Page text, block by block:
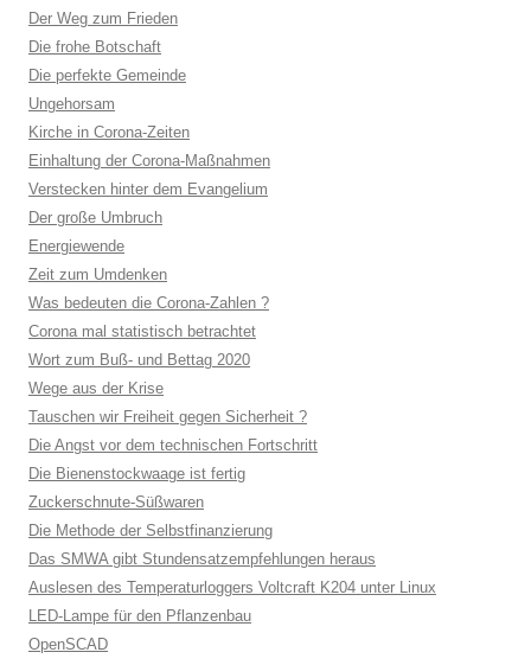
Der Weg zum Frieden
Die frohe Botschaft
Die perfekte Gemeinde
Ungehorsam
Kirche in Corona-Zeiten
Einhaltung der Corona-Maßnahmen
Verstecken hinter dem Evangelium
Der große Umbruch
Energiewende
Zeit zum Umdenken
Was bedeuten die Corona-Zahlen ?
Corona mal statistisch betrachtet
Wort zum Buß- und Bettag 2020
Wege aus der Krise
Tauschen wir Freiheit gegen Sicherheit ?
Die Angst vor dem technischen Fortschritt
Die Bienenstockwaage ist fertig
Zuckerschnute-Süßwaren
Die Methode der Selbstfinanzierung
Das SMWA gibt Stundensatzempfehlungen heraus
Auslesen des Temperaturloggers Voltcraft K204 unter Linux
LED-Lampe für den Pflanzenbau
OpenSCAD